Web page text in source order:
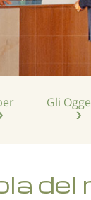
Gli
del